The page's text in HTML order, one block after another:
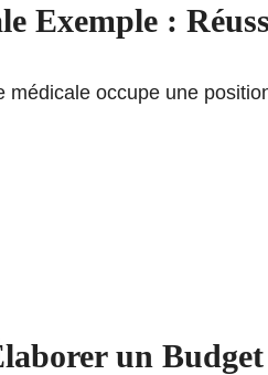
Exemple :
occupe une
un